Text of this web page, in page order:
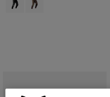
Accesorios